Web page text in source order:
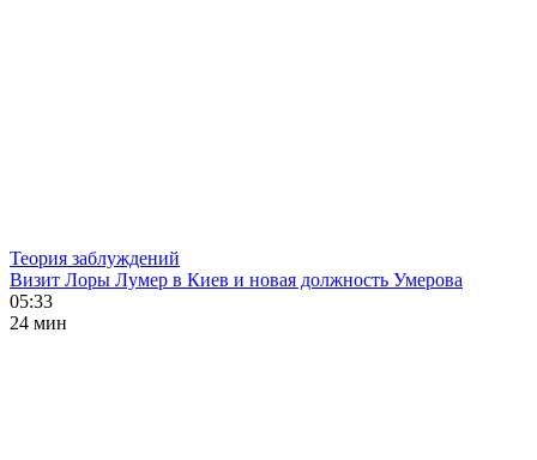
Теория заблуждений
Визит Лоры Лумер в Киев и новая должность Умерова
05:33
24 мин